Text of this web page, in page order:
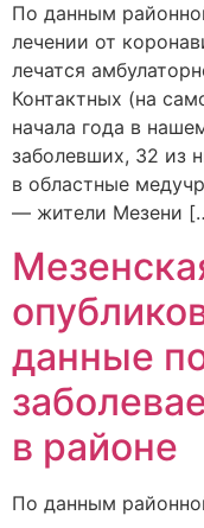
По данным
лечении от
лечатся
Контактных (на
начала года в
заболевших, 32 из
в областные
— жители Мезени
данные
в районе
По данным